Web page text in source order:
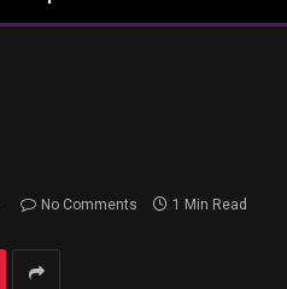
No Comments 1 Min Read